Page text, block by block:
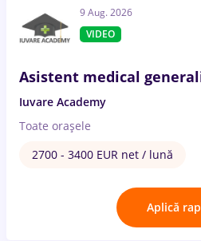
9 Aug. 2026
VIDEO
Asistent medical
Iuvare Academy
Toate oraşele
2700 - 3400 EUR net / lună
Aplică